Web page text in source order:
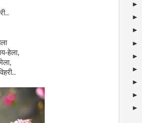
..
-हेला,
,
..
►
►
►
►
►
►
►
►
►